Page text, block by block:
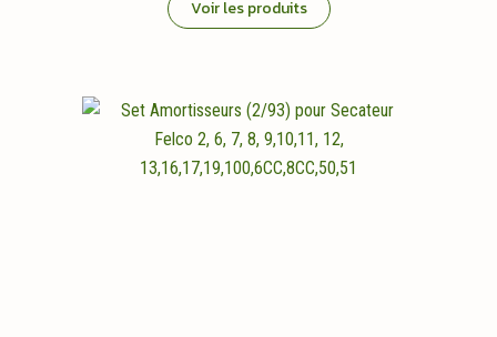
Voir les produits